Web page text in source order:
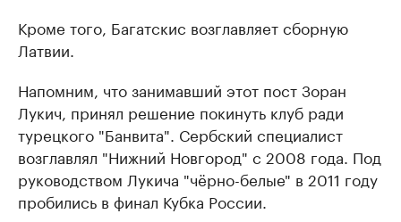
Кроме того, Багатскис возглавляет сборную
Латвии.
Напомним, что занимавший этот пост Зоран
Лукич, принял решение покинуть клуб ради
турецкого "Банвита". Сербский специалист
возглавлял "Нижний Новгород" с 2008 года. Под
руководством Лукича "чёрно-белые" в 2011 году
пробились в финал Кубка России.